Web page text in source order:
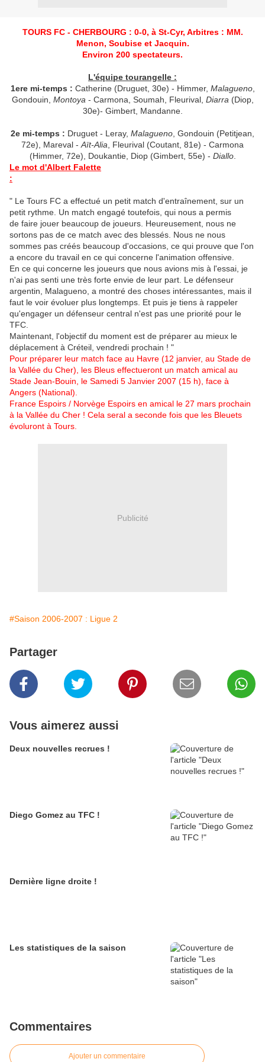
TOURS FC - CHERBOURG : 0-0, à St-Cyr, Arbitres : MM.
Menon, Soubise et Jacquin.
Environ 200 spectateurs.
L'équipe tourangelle :
1ere mi-temps : Catherine (Druguet, 30e) - Himmer, Malagueno,
Gondouin, Montoya - Carmona, Soumah, Fleurival, Diarra (Diop,
30e)- Gimbert, Mandanne.
2e mi-temps : Druguet - Leray, Malagueno , Gondouin (Petitjean,
72e), Mareval - Aït-Alia , Fleurival (Coutant, 81e) - Carmona
(Himmer, 72e), Doukantie, Diop (Gimbert, 55e) - Diallo.
Le mot d'Albert Falette
:
" Le Tours FC a effectué un petit match d'entraînement, sur un
petit rythme. Un match engagé toutefois, qui nous a permis
de faire jouer beaucoup de joueurs. Heureusement, nous ne
sortons pas de ce match avec des blessés. Nous ne nous
sommes pas créés beaucoup d'occasions, ce qui prouve que l'on
a encore du travail en ce qui concerne l'animation offensive.
En ce qui concerne les joueurs que nous avions mis à l'essai, je
n'ai pas senti une très forte envie de leur part. Le défenseur
argentin, Malagueno, a montré des choses intéressantes, mais il
faut le voir évoluer plus longtemps. Et puis je tiens à rappeler
qu'engager un défenseur central n'est pas une priorité pour le
TFC.
Maintenant, l'objectif du moment est de préparer au mieux le
déplacement à Créteil, vendredi prochain ! "
Pour préparer leur match face au Havre (12 janvier, au Stade de
la Vallée du Cher), les Bleus effectueront un match amical au
Stade Jean-Bouin, le Samedi 5 Janvier 2007 (15 h), face à
Angers (National).
France Espoirs / Norvège Espoirs en amical le 27 mars prochain
à la Vallée du Cher ! Cela seral a seconde fois que les Bleuets
évoluront à Tours.
Publicité
#Saison 2006-2007 : Ligue 2
Partager
Vous aimerez aussi
Deux nouvelles recrues !
Diego Gomez au TFC !
Dernière ligne droite !
Les statistiques de la saison
Commentaires
Ajouter un commentaire